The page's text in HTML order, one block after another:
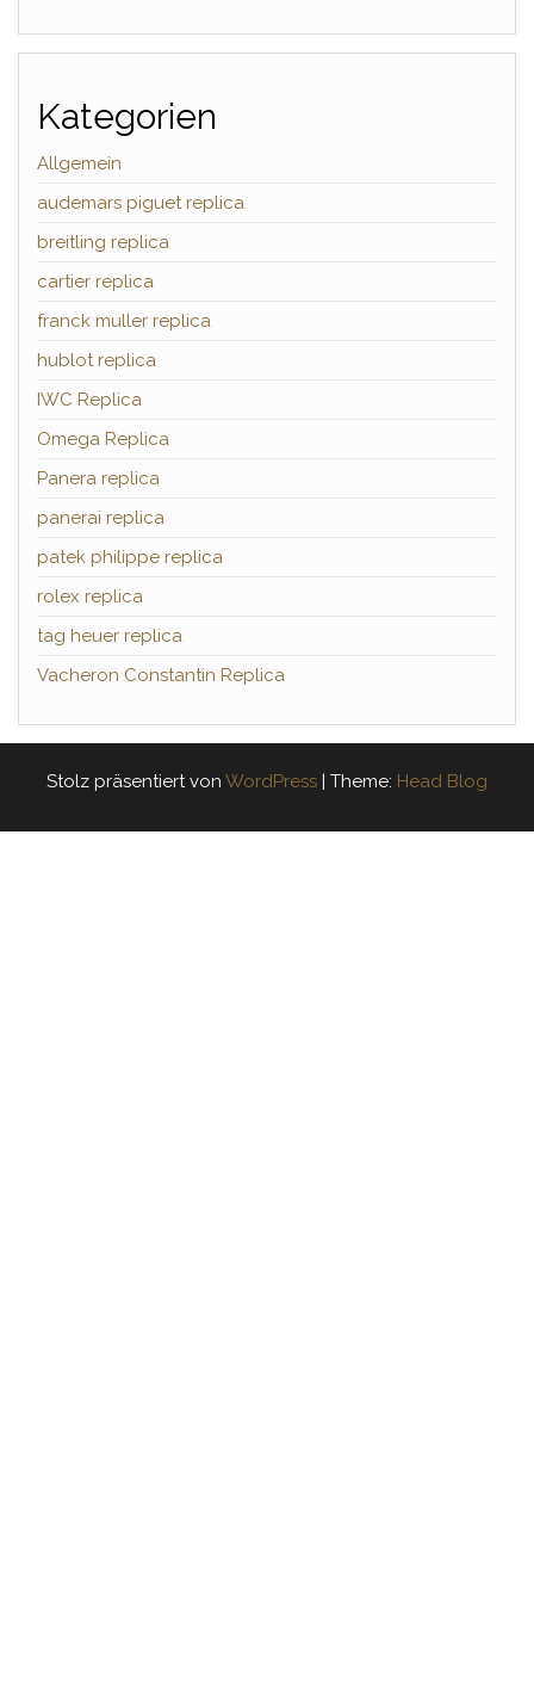
Kategorien
Allgemein
audemars piguet replica
breitling replica
cartier replica
franck muller replica
hublot replica
IWC Replica
Omega Replica
Panera replica
panerai replica
patek philippe replica
rolex replica
tag heuer replica
Vacheron Constantin Replica
Stolz präsentiert von WordPress | Theme: Head Blog